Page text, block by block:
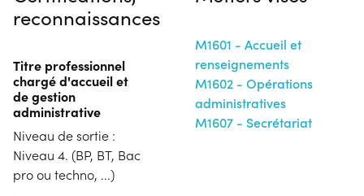
reconnaissances
Titre professionnel
chargé d'accueil et
de gestion
administrative
Niveau de sortie :
Niveau 4. (BP, BT, Bac
pro ou techno, ...)
M1601 - Accueil et
renseignements
M1602 - Opérations
administratives
M1607 - Secrétariat